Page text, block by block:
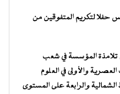
اليوم الخميس حفلا لتكريم المتفوقين من
تلامذة المؤسسة في شعب
العصرية والأولى في العلوم
والرابعة على المستوى